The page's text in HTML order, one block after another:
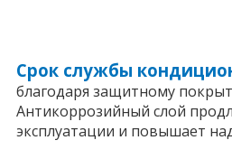
Срок службы
благодаря защитному
Антикоррозийный слой
эксплуатации и повышает